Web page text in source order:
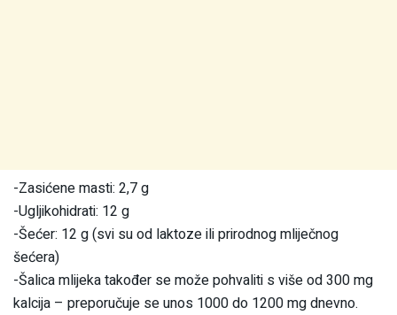
-Zasićene masti: 2,7 g
-Ugljikohidrati: 12 g
-Šećer: 12 g (svi su od laktoze ili prirodnog mliječnog
šećera)
-Šalica mlijeka također se može pohvaliti s više od 300 mg
kalcija – preporučuje se unos 1000 do 1200 mg dnevno.